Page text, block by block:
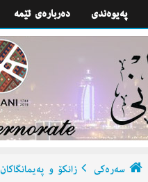
په‌یوه‌ندی
سه‌ره‌كی زانكۆ و په‌یمانگاكان